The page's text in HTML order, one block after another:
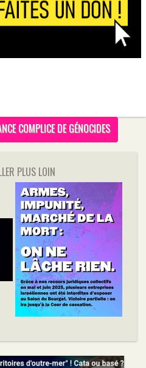
COMPLICE DE GÉNOCIDES
PLUS LOIN